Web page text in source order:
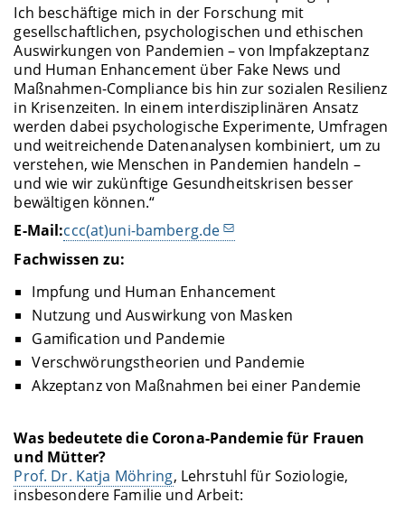
Ich beschäftige mich in der Forschung mit
gesellschaftlichen, psychologischen und ethischen
Auswirkungen von Pandemien – von Impfakzeptanz
und Human Enhancement über Fake News und
Maßnahmen-Compliance bis hin zur sozialen Resilienz
in Krisenzeiten. In einem interdisziplinären Ansatz
werden dabei psychologische Experimente, Umfragen
und weitreichende Datenanalysen kombiniert, um zu
verstehen, wie Menschen in Pandemien handeln –
und wie wir zukünftige Gesundheitskrisen besser
bewältigen können.“
E-Mail:ccc(at)uni-bamberg.de
Fachwissen zu:
Impfung und Human Enhancement
Nutzung und Auswirkung von Masken
Gamification und Pandemie
Verschwörungstheorien und Pandemie
Akzeptanz von Maßnahmen bei einer Pandemie
Was bedeutete die Corona-Pandemie für Frauen
und Mütter?
Prof. Dr. Katja Möhring, Lehrstuhl für Soziologie,
insbesondere Familie und Arbeit: